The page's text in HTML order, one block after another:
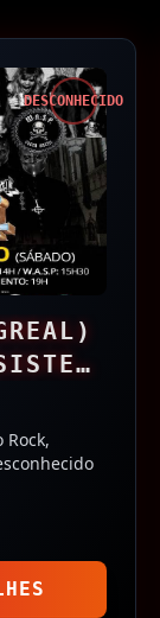
DESCONHECIDO
+
Rock,